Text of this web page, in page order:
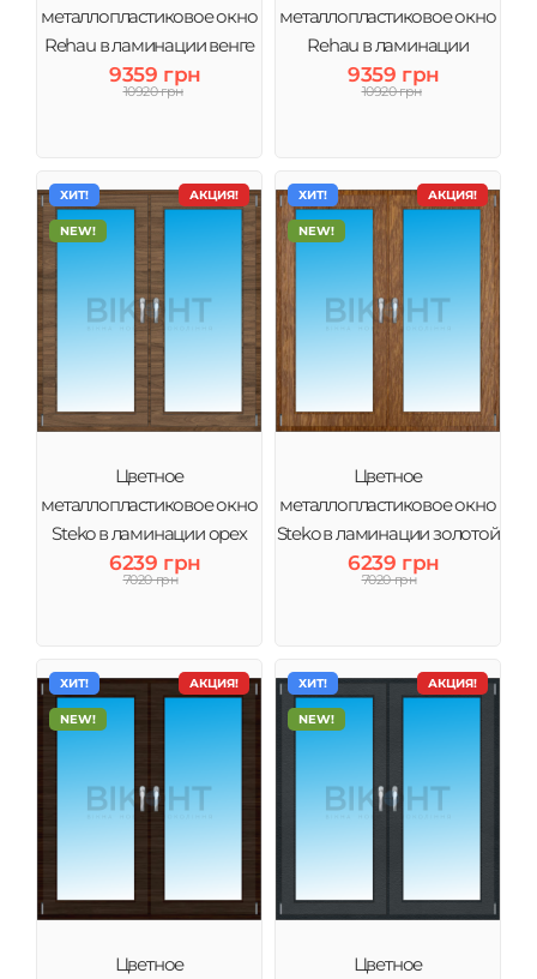
металлопластиковое окно
Rehau в ламинации венге
тонировка бронза
9359 грн
10920 грн
металлопластиковое окно
Rehau в ламинации
Антрацит тонировка
бронза
9359 грн
10920 грн
АКЦИЯ!
ХИТ!
NEW!
Цветное
металлопластиковое окно
Steko в ламинации орех
6239 грн
7020 грн
АКЦИЯ!
ХИТ!
NEW!
Цветное
металлопластиковое окно
Steko в ламинации золотой
дуб
6239 грн
7020 грн
АКЦИЯ!
ХИТ!
NEW!
Цветное
АКЦИЯ!
ХИТ!
NEW!
Цветное